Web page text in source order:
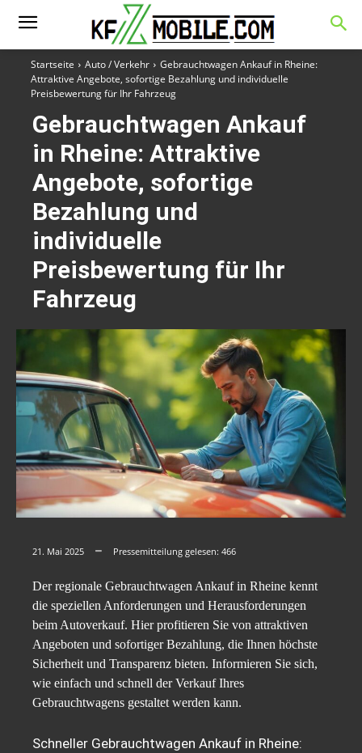
Startseite Auto / Verkehr
Gebrauchtwagen Ankauf in Rheine:
Attraktive Angebote, sofortige Bezahlung und individuelle
Preisbewertung für Ihr Fahrzeug
Gebrauchtwagen Ankauf
in Rheine: Attraktive
Angebote, sofortige
Bezahlung und
individuelle
Preisbewertung für Ihr
Fahrzeug
21. Mai 2025 Pressemitteilung gelesen: 466
Der regionale Gebrauchtwagen Ankauf in Rheine kennt
die speziellen Anforderungen und Herausforderungen
beim Autoverkauf. Hier profitieren Sie von attraktiven
Angeboten und sofortiger Bezahlung, die Ihnen höchste
Sicherheit und Transparenz bieten. Informieren Sie sich,
wie einfach und schnell der Verkauf Ihres
Gebrauchtwagens gestaltet werden kann.
Schneller Gebrauchtwagen Ankauf in Rheine: